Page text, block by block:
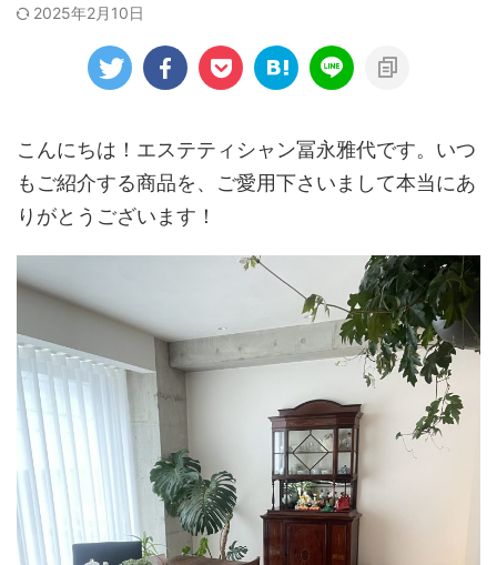
2025年2月10日
こんにちは！エステティシャン冨永雅代です。いつ
もご紹介する商品を、ご愛用下さいまして本当にあ
りがとうございます！